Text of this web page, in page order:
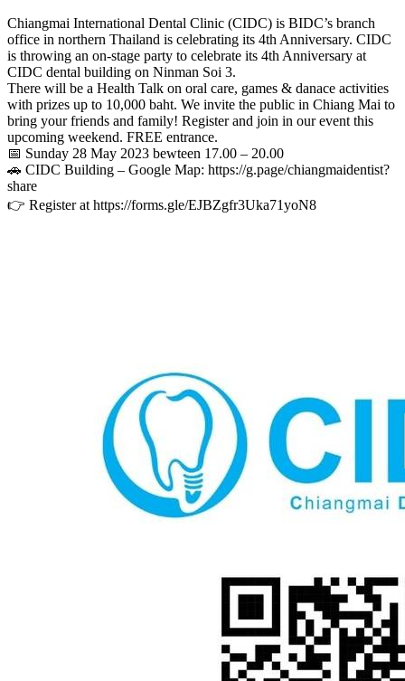
Chiangmai International Dental Clinic (CIDC) is BIDC’s branch
office in northern Thailand is celebrating its 4th Anniversary. CIDC
is throwing an on-stage party to celebrate its 4th Anniversary at
CIDC dental building on Ninman Soi 3.
There will be a Health Talk on oral care, games & danace activities
with prizes up to 10,000 baht. We invite the public in Chiang Mai to
bring your friends and family! Register and join in our event this
upcoming weekend. FREE entrance.
📅 Sunday 28 May 2023 bewteen 17.00 – 20.00
🚗 CIDC Building – Google Map: https://g.page/chiangmaidentist?
share
👉 Register at https://forms.gle/EJBZgfr3Uka71yoN8